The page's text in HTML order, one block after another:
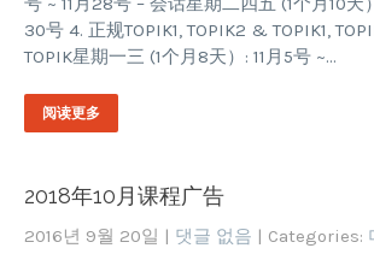
30号 4. 正规TOPIK1, TOPIK2 & TOPIK1,
TOPIK星期一三 (1个月8天）: 11月5号 ~…
阅读更多
2018年10月课程广告
2016년 9월 20일 | 댓글 없음 | Categories: